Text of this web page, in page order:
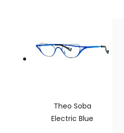
Theo Soba
Electric Blue